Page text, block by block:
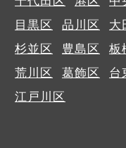
目黒区
品川区 大
杉並区
豊島区 板
荒川区
葛飾区 台
江戸川区